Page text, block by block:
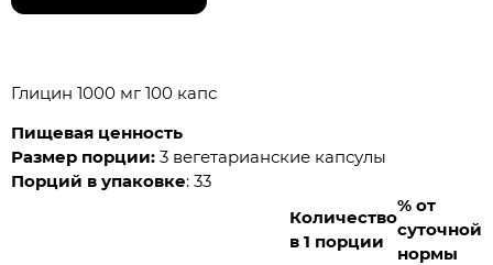
Глицин 1000 мг 100 капс
Пищевая ценность
Размер порции: 3 вегетарианские капсулы
Порций в упаковке: 33
Количество
в 1 порции
% от
суточной
нормы